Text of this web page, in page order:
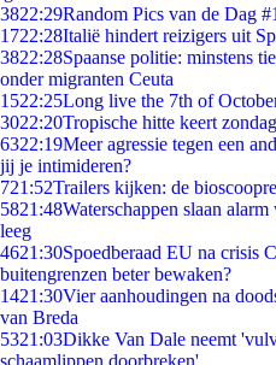
3822:29Random Pics van de Dag
1722:28Italië hindert reizigers uit
3822:28Spaanse politie: minstens
onder migranten Ceuta
1522:25Long live the 7th of
3022:20Tropische hitte keert
6322:19Meer agressie tegen een
jij je intimideren?
721:52Trailers kijken: de
5821:48Waterschappen slaan
leeg
4621:30Spoedberaad EU na crisis
buitengrenzen beter bewaken?
1421:30Vier aanhoudingen na
van Breda
5321:03Dikke Van Dale neemt
schaamlippen doorbreken'